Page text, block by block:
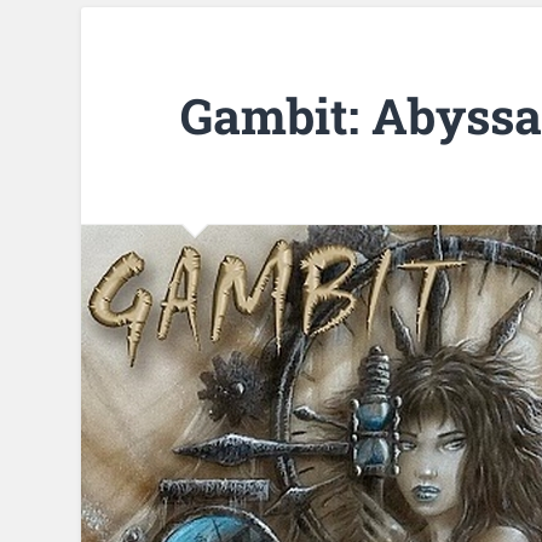
Gambit: